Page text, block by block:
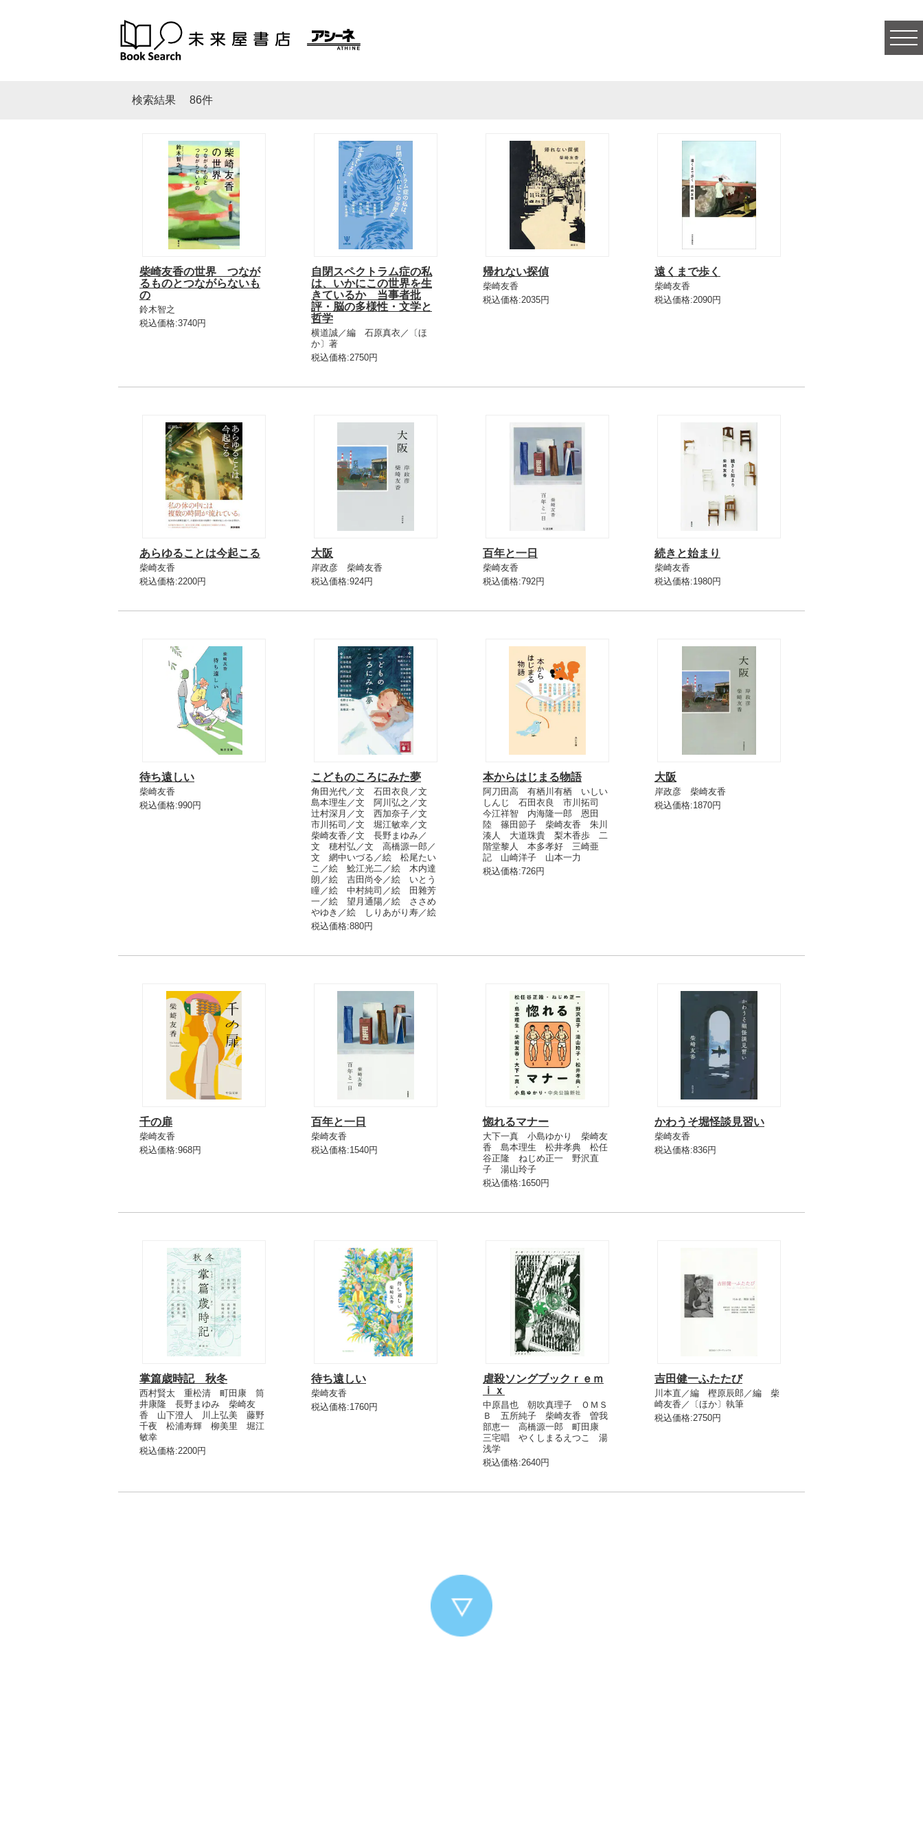
検索結果 86件
柴崎友香の世界 つなが
るものとつながらないも
の
鈴木智之
税込価格:3740円
自閉スペクトラム症の私
は、いかにこの世界を生
きているか 当事者批
評・脳の多様性・文学と
哲学
横道誠／編 石原真衣／〔ほ
か〕著
税込価格:2750円
帰れない探偵
柴崎友香
税込価格:2035円
遠くまで歩く
柴崎友香
税込価格:2090円
あらゆることは今起こる
柴崎友香
税込価格:2200円
大阪
岸政彦 柴崎友香
税込価格:924円
百年と一日
柴崎友香
税込価格:792円
続きと始まり
柴崎友香
税込価格:1980円
待ち遠しい
柴崎友香
税込価格:990円
こどものころにみた夢
角田光代／文 石田衣良／文
島本理生／文 阿川弘之／文
辻村深月／文 西加奈子／文
市川拓司／文 堀江敏幸／文
柴崎友香／文 長野まゆみ／
文 穂村弘／文 高橋源一郎／
文 網中いづる／絵 松尾たい
こ／絵 鯰江光二／絵 木内達
朗／絵 吉田尚令／絵 いとう
瞳／絵 中村純司／絵 田雜芳
一／絵 望月通陽／絵 ささめ
やゆき／絵 しりあがり寿／絵
税込価格:880円
本からはじまる物語
阿刀田高 有栖川有栖 いしい
しんじ 石田衣良 市川拓司
今江祥智 内海隆一郎 恩田
陸 篠田節子 柴崎友香 朱川
湊人 大道珠貴 梨木香歩 二
階堂黎人 本多孝好 三崎亜
記 山崎洋子 山本一力
税込価格:726円
大阪
岸政彦 柴崎友香
税込価格:1870円
千の扉
柴崎友香
税込価格:968円
百年と一日
柴崎友香
税込価格:1540円
惚れるマナー
大下一真 小島ゆかり 柴崎友
香 島本理生 松井孝典 松任
谷正隆 ねじめ正一 野沢直
子 湯山玲子
税込価格:1650円
かわうそ堀怪談見習い
柴崎友香
税込価格:836円
掌篇歳時記 秋冬
西村賢太 重松清 町田康 筒
井康隆 長野まゆみ 柴崎友
香 山下澄人 川上弘美 藤野
千夜 松浦寿輝 柳美里 堀江
敏幸
税込価格:2200円
待ち遠しい
柴崎友香
税込価格:1760円
虐殺ソングブックｒｅｍ
ｉｘ
中原昌也 朝吹真理子 ＯＭＳ
Ｂ 五所純子 柴崎友香 曽我
部恵一 高橋源一郎 町田康
三宅唱 やくしまるえつこ 湯
浅学
税込価格:2640円
吉田健一ふたたび
川本直／編 樫原辰郎／編 柴
崎友香／〔ほか〕執筆
税込価格:2750円